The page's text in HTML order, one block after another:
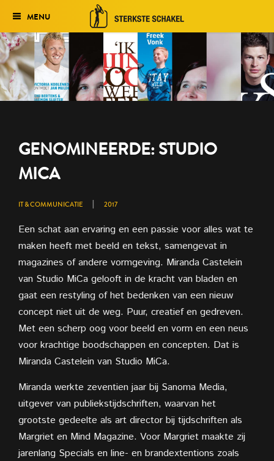
Verkiezing
Het traject
Uitslag 2026
MENU
GENOMINEERDE: STUDIO
MICA
IT & COMMUNICATIE | 2017
Een schat aan ervaring en een passie voor alles wat te
maken heeft met beeld en tekst, samengevat in
magazines of andere vormgeving. Miranda Castelein
van Studio MiCa gelooft in de kracht van bladen en
gaat een restyling of het bedenken van een nieuw
concept niet uit de weg. Puur, creatief en gedreven.
Met een scherp oog voor beeld en vorm en een neus
voor krachtige boodschappen en concepten. Dat is
Miranda Castelein van Studio MiCa.
Miranda werkte zeventien jaar bij Sanoma Media,
uitgever van publiekstijdschriften, waarvan het
grootste gedeelte als art director bij tijdschriften als
Margriet en Mind Magazine. Voor Margriet maakte zij
jarenlang Specials en line- en brandextentions zoals